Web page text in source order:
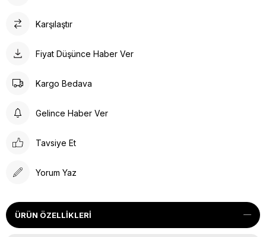
Karşılaştır
Fiyat Düşünce Haber Ver
Kargo Bedava
Gelince Haber Ver
Tavsiye Et
Yorum Yaz
ÜRÜN ÖZELLIKLERI